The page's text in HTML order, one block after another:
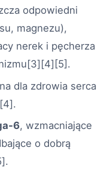
odpowiedni
magnezu),
nerek i pęcherza
[3][4][5] .
dla zdrowia serca
[4].
6, wzmacniające
o dobrą
.